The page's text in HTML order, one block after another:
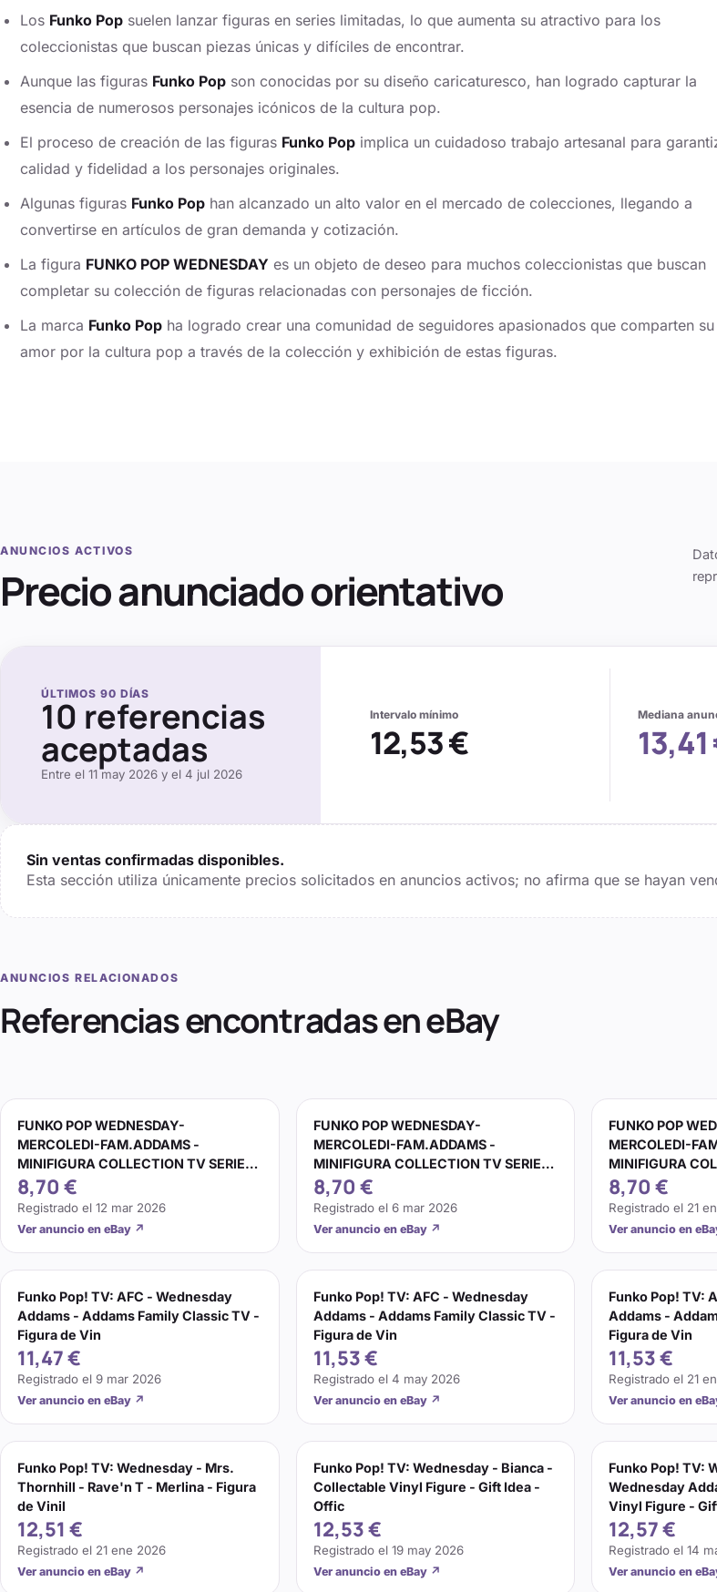
Los Funko Pop suelen lanzar figuras en series limitadas, lo que aumenta su atractivo para los
coleccionistas que buscan piezas únicas y difíciles de encontrar.
Aunque las figuras Funko Pop son conocidas por su diseño caricaturesco, han logrado capturar la
esencia de numerosos personajes icónicos de la cultura pop.
El proceso de creación de las figuras Funko Pop implica un cuidadoso trabajo artesanal para
calidad y fidelidad a los personajes originales.
Algunas figuras Funko Pop han alcanzado un alto valor en el mercado de colecciones, llegando a
convertirse en artículos de gran demanda y cotización.
La figura FUNKO POP WEDNESDAY es un objeto de deseo para muchos coleccionistas que buscan
completar su colección de figuras relacionadas con personajes de ficción.
La marca Funko Pop ha logrado crear una comunidad de seguidores apasionados que comparten su
amor por la cultura pop a través de la colección y exhibición de estas figuras.
ANUNCIOS ACTIVOS
Precio anunciado orientativo
ÚLTIMOS 90 DÍAS
10 referencias
aceptadas
Entre el 11 may 2026 y el 4 jul 2026
Intervalo mínimo
12,53 €
Mediana
Sin ventas confirmadas disponibles.
Esta sección utiliza únicamente precios solicitados en anuncios activos; no afirma que se hayan
ANUNCIOS RELACIONADOS
Referencias encontradas en eBay
FUNKO POP WEDNESDAY-
MERCOLEDI-FAM.ADDAMS -
MINIFIGURA COLLECTION TV SERIE
FILM...
8,70 €
Registrado el 12 mar 2026
Ver anuncio en eBay ↗
FUNKO POP WEDNESDAY-
MERCOLEDI-FAM.ADDAMS -
MINIFIGURA COLLECTION TV SERIE
FILM...
8,70 €
Registrado el 6 mar 2026
Ver anuncio en eBay ↗
FUNKO POP
MERCOLEDI-
MINIFIGURA
FILM...
8,70 €
Registrado el 21
Ver anuncio en
Funko Pop! TV: AFC - Wednesday
Addams - Addams Family Classic TV -
Figura de Vin
11,47 €
Registrado el 9 mar 2026
Ver anuncio en eBay ↗
Funko Pop! TV: AFC - Wednesday
Addams - Addams Family Classic TV -
Figura de Vin
11,53 €
Registrado el 4 may 2026
Ver anuncio en eBay ↗
Funko Pop! TV:
Addams -
Figura de Vin
11,53 €
Registrado el 21
Ver anuncio en
Funko Pop! TV: Wednesday - Mrs.
Thornhill - Rave'n T - Merlina - Figura
de Vinil
12,51 €
Registrado el 21 ene 2026
Ver anuncio en eBay ↗
Funko Pop! TV: Wednesday - Bianca -
Collectable Vinyl Figure - Gift Idea -
Offic
12,53 €
Registrado el 19 may 2026
Ver anuncio en eBay ↗
Funko Pop! TV:
Wednesday
Vinyl Figure -
12,57 €
Registrado el 14
Ver anuncio en